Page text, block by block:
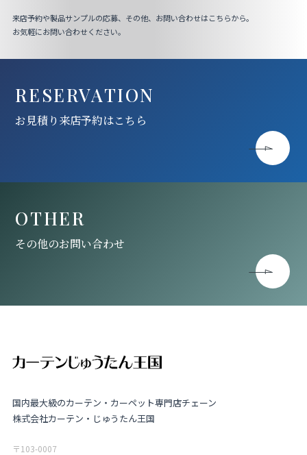
来店予約や製品サンプルの応募、その他、お問い合わせはこちらから。
お気軽にお問い合わせください。
RESERVATION
お見積り来店予約はこちら
OTHER
その他のお問い合わせ
国内最大級のカーテン・カーペット専門店チェーン
株式会社カーテン・じゅうたん王国
〒103-0007